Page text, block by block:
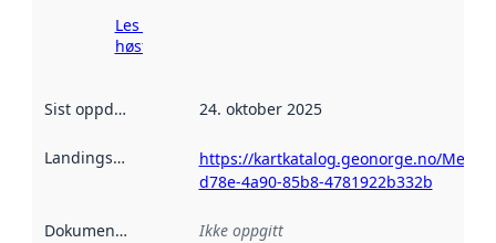
Les mer om
høsting her
Sist oppdatert 24. oktober 2025
Landingsside
https://kartkatalog.geonorge.no/
d78e-4a90-85b8-4781922b332b
Dokumentasjon Ikke oppgitt